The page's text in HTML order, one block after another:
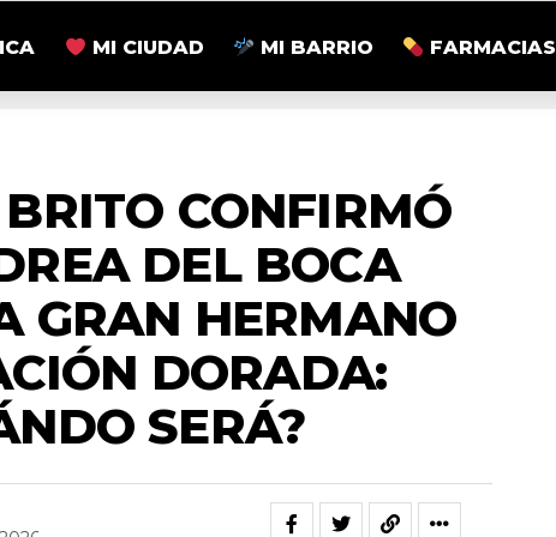
MI CIUDAD MI BARRIO FARMACIAS
CONFIRMÓ
DEL BOCA
GRAN HERMANO
DORADA:
SERÁ?